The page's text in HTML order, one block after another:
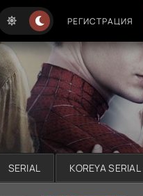
РЕГИСТРАЦИЯ
SERIAL KOREYA SERIAL